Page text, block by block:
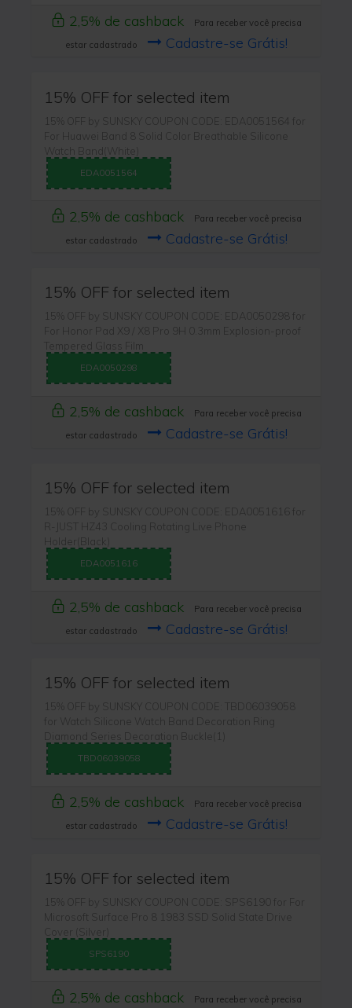
2,5% de cashback
Para receber você precisa
estar cadastrado
Cadastre-se Grátis!
15% OFF for selected item
15% OFF by SUNSKY COUPON CODE: EDA0051564 for
For Huawei Band 8 Solid Color Breathable Silicone
Watch Band(White)
EDA0051564
2,5% de cashback
Para receber você precisa
estar cadastrado
Cadastre-se Grátis!
15% OFF for selected item
15% OFF by SUNSKY COUPON CODE: EDA0050298 for
For Honor Pad X9 / X8 Pro 9H 0.3mm Explosion-proof
Tempered Glass Film
EDA0050298
2,5% de cashback
Para receber você precisa
estar cadastrado
Cadastre-se Grátis!
15% OFF for selected item
15% OFF by SUNSKY COUPON CODE: EDA0051616 for
R-JUST HZ43 Cooling Rotating Live Phone
Holder(Black)
EDA0051616
2,5% de cashback
Para receber você precisa
estar cadastrado
Cadastre-se Grátis!
15% OFF for selected item
15% OFF by SUNSKY COUPON CODE: TBD06039058
for Watch Silicone Watch Band Decoration Ring
Diamond Series Decoration Buckle(1)
TBD06039058
2,5% de cashback
Para receber você precisa
estar cadastrado
Cadastre-se Grátis!
15% OFF for selected item
15% OFF by SUNSKY COUPON CODE: SPS6190 for For
Microsoft Surface Pro 8 1983 SSD Solid State Drive
Cover (Silver)
SPS6190
2,5% de cashback Para receber você precisa